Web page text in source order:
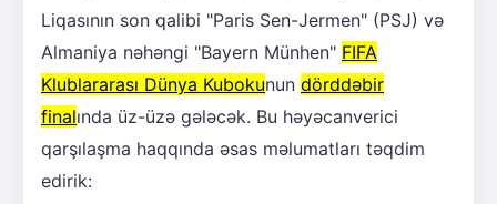
Liqasının son qalibi "Paris Sen-Jermen" (PSJ) və
Almaniya nəhəngi "Bayern Münhen" FIFA
Klublararası Dünya Kubokunun dörddəbir
finalında üz-üzə gələcək. Bu həyəcanverici
qarşılaşma haqqında əsas məlumatları təqdim
edirik: